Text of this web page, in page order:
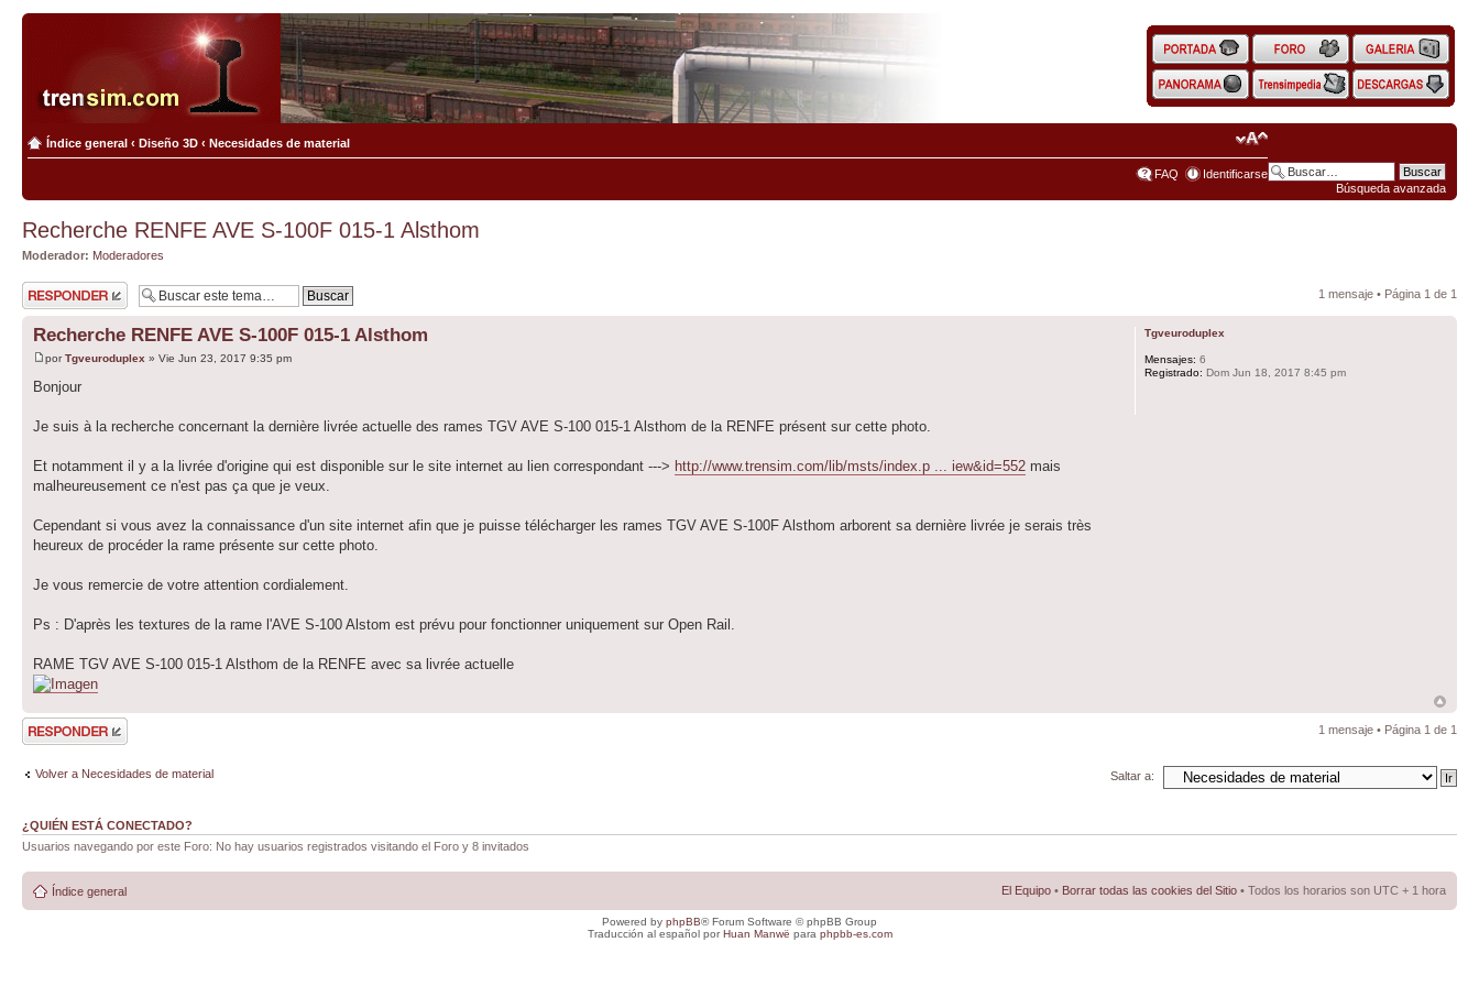
Búsqueda avanzada
Índice general ‹ Diseño 3D ‹ Necesidades de material
FAQ Identificarse
Recherche RENFE AVE S-100F 015-1 Alsthom
Moderador: Moderadores
Publicar una
respuesta
1 mensaje • Página 1 de 1
Recherche RENFE AVE S-100F 015-1 Alsthom
porTgveuroduplex » Vie Jun 23, 2017 9:35 pm
Bonjour
Je suis à la recherche concernant la dernière livrée actuelle des rames TGV AVE S-100 015-1 Alsthom de la RENFE présent sur cette photo.
Et notamment il y a la livrée d'origine qui est disponible sur le site internet au lien correspondant ---> http://www.trensim.com/lib/msts/index.p ... iew&id=552 mais
malheureusement ce n'est pas ça que je veux.
Cependant si vous avez la connaissance d'un site internet afin que je puisse télécharger les rames TGV AVE S-100F Alsthom arborent sa dernière livrée je serais très
heureux de procéder la rame présente sur cette photo.
Je vous remercie de votre attention cordialement.
Ps : D'après les textures de la rame l'AVE S-100 Alstom est prévu pour fonctionner uniquement sur Open Rail.
RAME TGV AVE S-100 015-1 Alsthom de la RENFE avec sa livrée actuelle
Tgveuroduplex
Mensajes: 6
Registrado: Dom Jun 18, 2017 8:45 pm
Publicar una
respuesta
1 mensaje • Página 1 de 1
Volver a Necesidades de material Saltar a:
¿QUIÉN ESTÁ CONECTADO?
Usuarios navegando por este Foro: No hay usuarios registrados visitando el Foro y 8 invitados
Índice general El Equipo • Borrar todas las cookies del Sitio • Todos los horarios son UTC + 1 hora
Powered by phpBB® Forum Software © phpBB Group
Traducción al español porHuan Manwë para phpbb-es.com